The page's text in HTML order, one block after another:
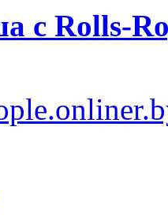
с Rolls-